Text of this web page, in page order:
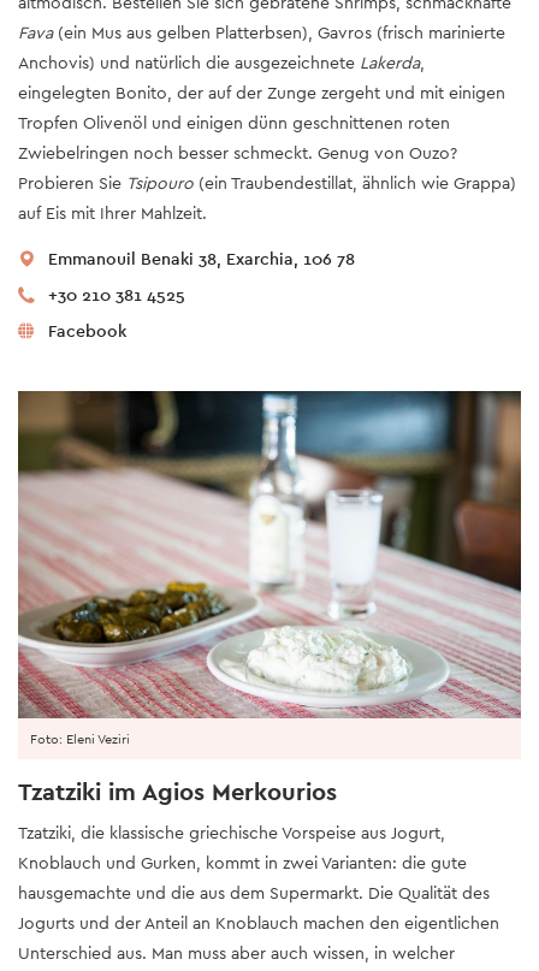
Fava(ein Mus aus gelben Platterbsen), Gavros (frisch marinierte
Anchovis) und natürlich die ausgezeichnete Lakerda,
eingelegten Bonito, der auf der Zunge zergeht und mit einigen
Tropfen Olivenöl und einigen dünn geschnittenen roten
Zwiebelringen noch besser schmeckt. Genug von Ouzo?
Probieren Sie Tsipouro (ein Traubendestillat, ähnlich wie Grappa)
auf Eis mit Ihrer Mahlzeit.
Emmanouil Benaki 38, Exarchia, 106 78
+30 210 381 4525
Facebook
Tzatziki im Agios Merkourios
Tzatziki, die klassische griechische Vorspeise aus Jogurt,
Knoblauch und Gurken, kommt in zwei Varianten: die gute
hausgemachte und die aus dem Supermarkt. Die Qualität des
Jogurts und der Anteil an Knoblauch machen den eigentlichen
Unterschied aus. Man muss aber auch wissen, in welcher
Foto: Eleni Veziri